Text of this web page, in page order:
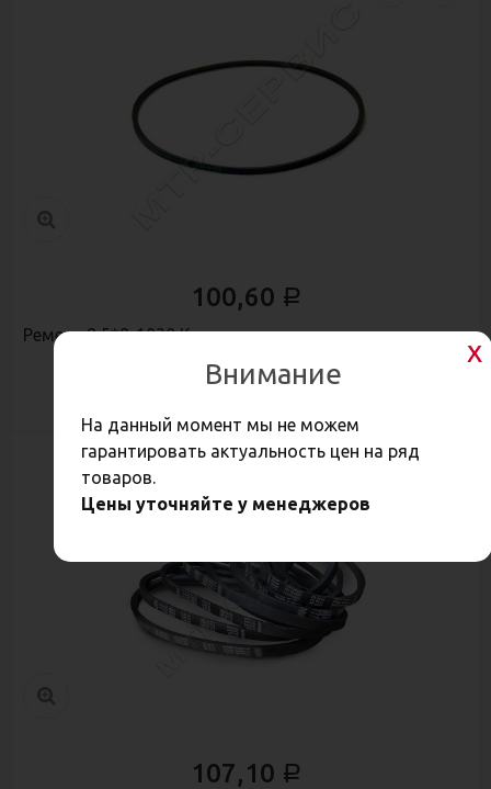
100,60 Р
Ремень 8,5*8-1030 К
107,10 Р
Внимание
На данный момент мы не можем
гарантировать актуальность цен на ряд
товаров.
Цены уточняйте у менеджеров